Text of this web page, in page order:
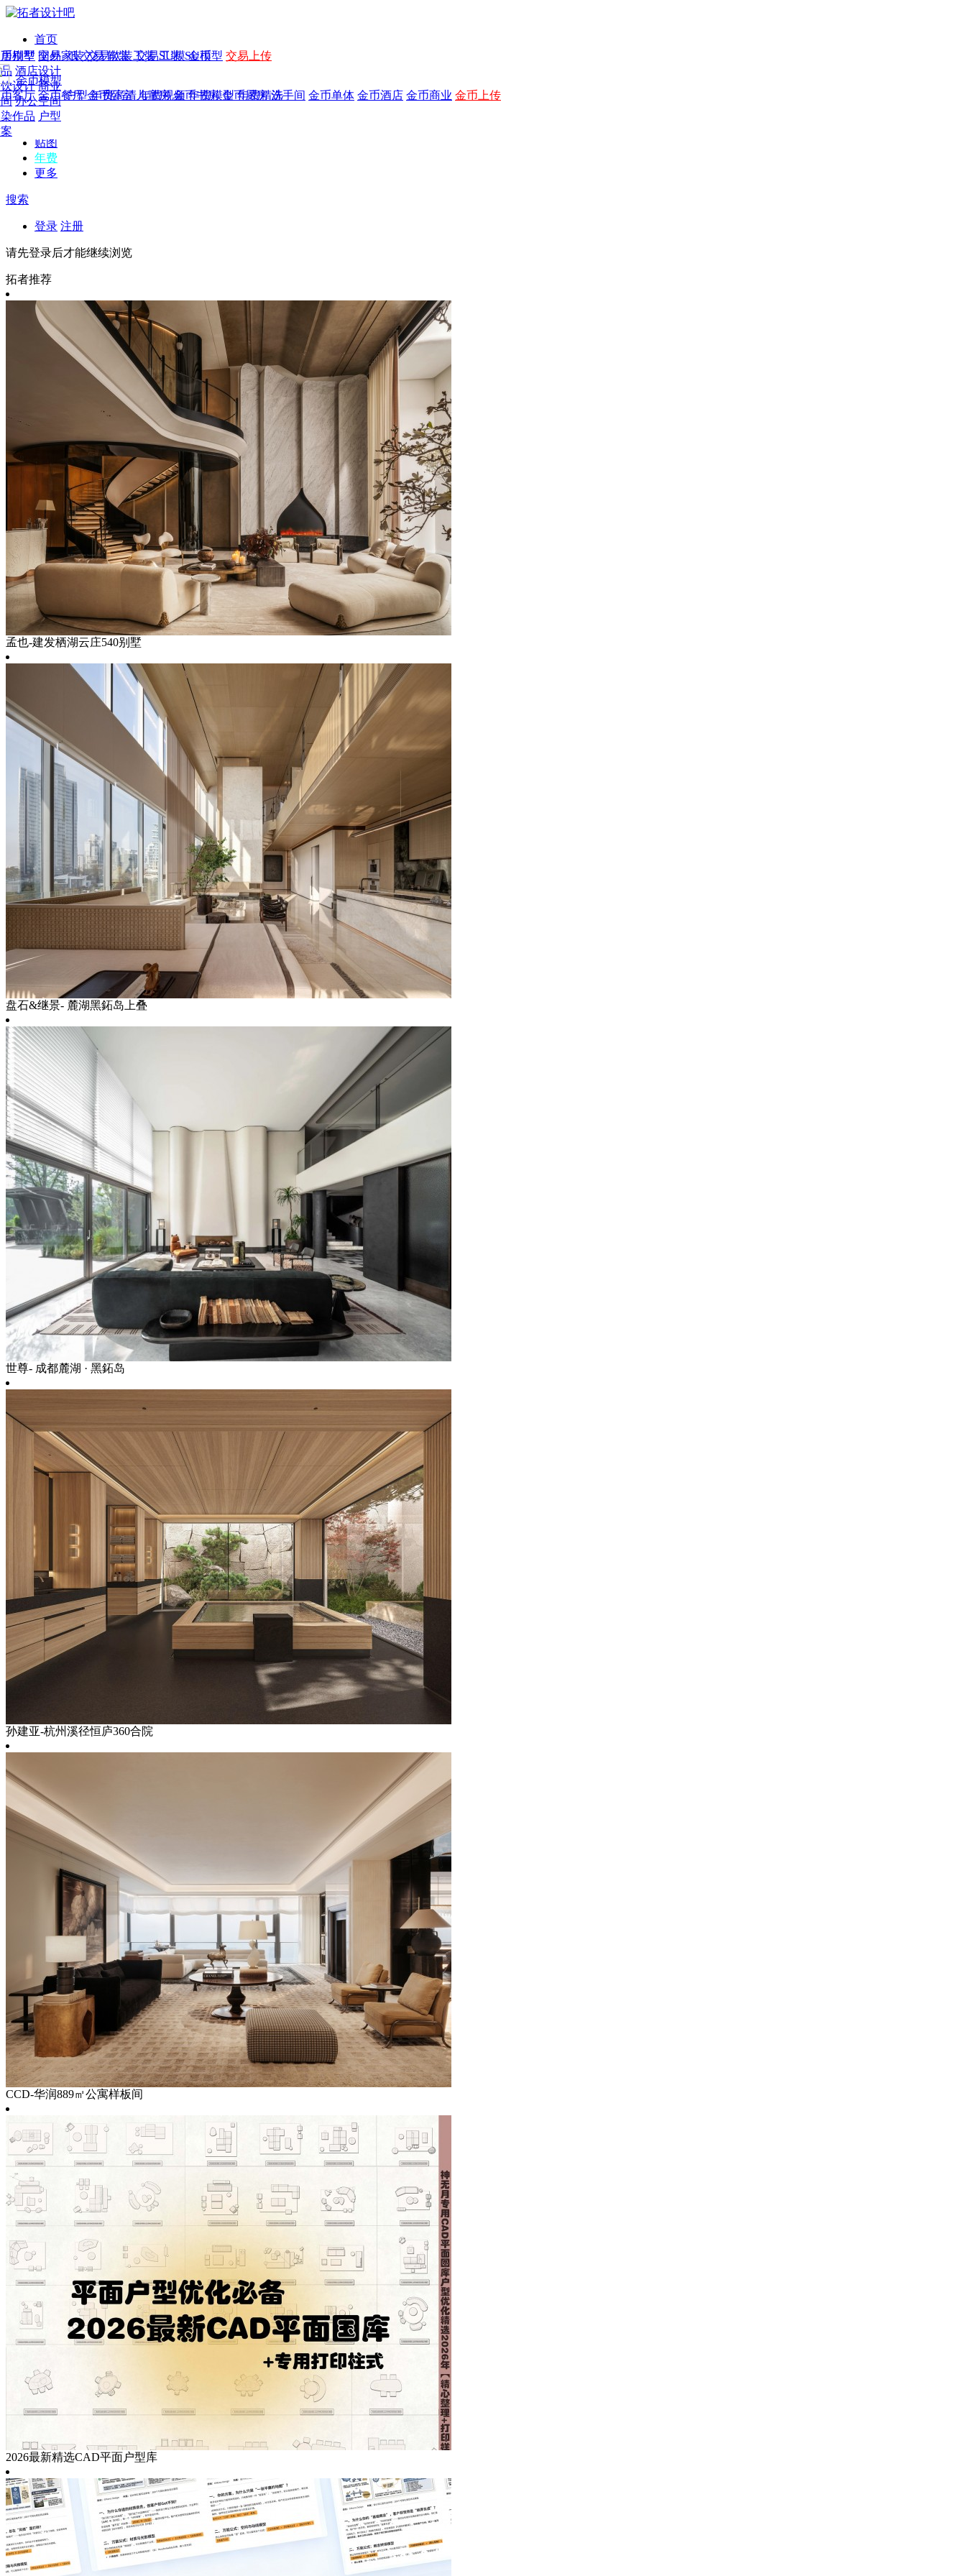
首页
发现
年费 作品 图纸 交易 软装 工装 SU模 金币
年费版块
费图纸 年费户型 年费高清 年费视频 年费模型 年费精选
作品
别墅 国外
酒店设计
设计 商业
办公空间
作品 户型
模型
模型 交易家装 交易软装 交易工装 SU模型 交易上传
金币模型
客厅 金币餐厅 金币卧室 儿童房 金币书房 金币厨房 洗手间 金币单体 金币酒店 金币商业 金币上传
CAD
概念
贴图
年费
更多
搜索
登录 注册
请先登录后才能继续浏览
拓者推荐
孟也-建发栖湖云庄540别墅
盘石&继景- 麓湖黑鉐岛上叠
世尊- 成都麓湖 · 黑鉐岛
孙建亚-杭州溪径恒庐360合院
CCD-华润889㎡公寓样板间
2026最新精选CAD平面户型库